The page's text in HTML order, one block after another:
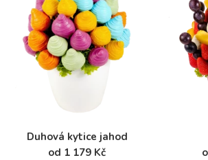
Duhová kytice jahod
od 1 179 Kč